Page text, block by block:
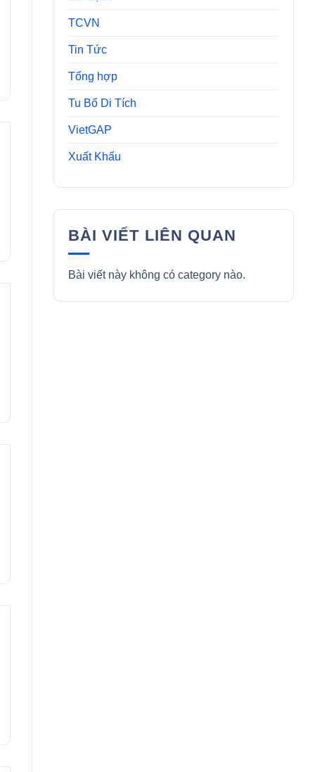
TCVN
Tin Tức
Tổng hợp
Tu Bổ Di Tích
VietGAP
Xuất Khẩu
BÀI VIẾT LIÊN QUAN
Bài viết này không có category nào.